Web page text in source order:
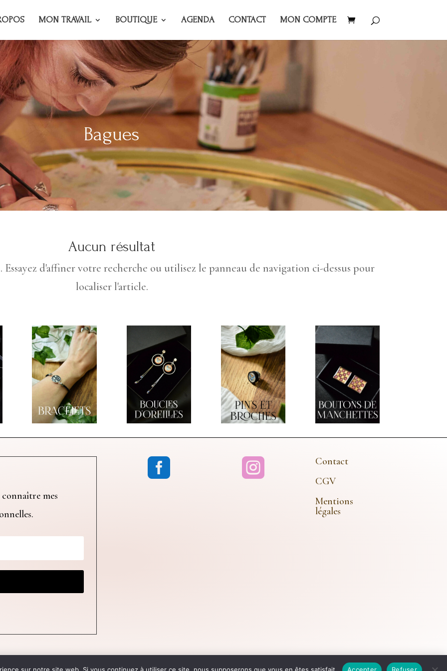
MON TRAVAIL BOUTIQUE AGENDA CONTACT MON COMPTE
Bagues
Aucun résultat
d'affiner votre recherche ou utilisez le panneau de navigation ci-dessus pour
localiser l'article.
mes
 
Contact
CGV
Mentions
légales
© 2024 Atelier Le Rêve Doré – Tous Droits Réservés